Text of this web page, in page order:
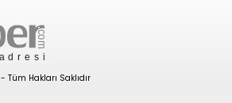
- Tüm Hakları Saklıdır